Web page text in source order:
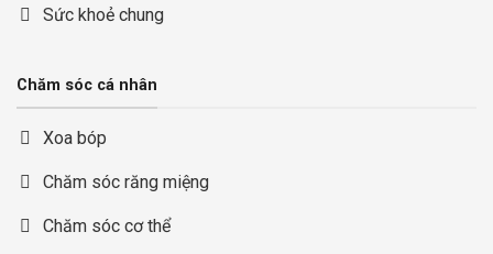
Sức khoẻ chung
Chăm sóc cá nhân
Xoa bóp
Chăm sóc răng miệng
Chăm sóc cơ thể